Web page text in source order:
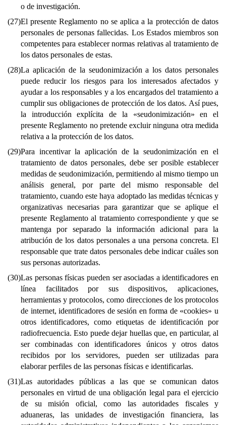
o de investigación.
(27)El presente Reglamento no se aplica a la protección de datos
personales de personas fallecidas. Los Estados miembros son
competentes para establecer normas relativas al tratamiento de
los datos personales de estas.
(28)La aplicación de la seudonimización a los datos personales
puede reducir los riesgos para los interesados afectados y
ayudar a los responsables y a los encargados del tratamiento a
cumplir sus obligaciones de protección de los datos. Así pues,
la introducción explícita de la «seudonimización» en el
presente Reglamento no pretende excluir ninguna otra medida
relativa a la protección de los datos.
(29)Para incentivar la aplicación de la seudonimización en el
tratamiento de datos personales, debe ser posible establecer
medidas de seudonimización, permitiendo al mismo tiempo un
análisis general, por parte del mismo responsable del
tratamiento, cuando este haya adoptado las medidas técnicas y
organizativas necesarias para garantizar que se aplique el
presente Reglamento al tratamiento correspondiente y que se
mantenga por separado la información adicional para la
atribución de los datos personales a una persona concreta. El
responsable que trate datos personales debe indicar cuáles son
sus personas autorizadas.
(30)Las personas físicas pueden ser asociadas a identificadores en
línea facilitados por sus dispositivos, aplicaciones,
herramientas y protocolos, como direcciones de los protocolos
de internet, identificadores de sesión en forma de «cookies» u
otros identificadores, como etiquetas de identificación por
radiofrecuencia. Esto puede dejar huellas que, en particular, al
ser combinadas con identificadores únicos y otros datos
recibidos por los servidores, pueden ser utilizadas para
elaborar perfiles de las personas físicas e identificarlas.
(31)Las autoridades públicas a las que se comunican datos
personales en virtud de una obligación legal para el ejercicio
de su misión oficial, como las autoridades fiscales y
aduaneras, las unidades de investigación financiera, las